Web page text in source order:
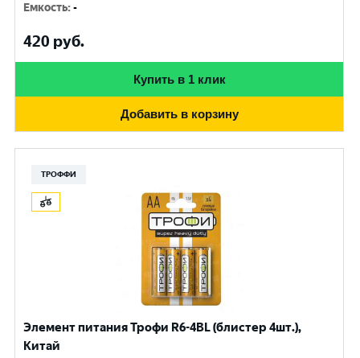
Емкость:-
420 руб.
Купить в 1 клик
Добавить в корзину
ТРОФФИ
Элемент питания Трофи R6-4BL (блистер 4шт.),
Китай